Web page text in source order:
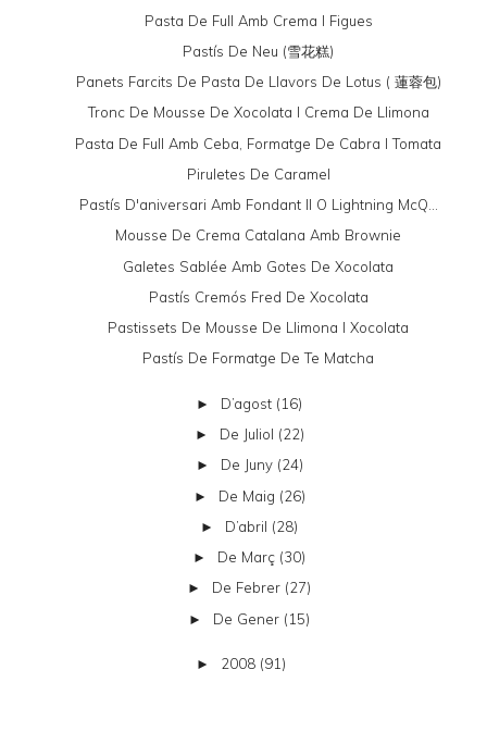
Pasta De Full Amb Crema I Figues
Pastís De Neu (雪花糕)
Panets Farcits De Pasta De Llavors De Lotus ( 蓮蓉包)
Tronc De Mousse De Xocolata I Crema De Llimona
Pasta De Full Amb Ceba, Formatge De Cabra I Tomata
Piruletes De Caramel
Pastís D'aniversari Amb Fondant II O Lightning McQ...
Mousse De Crema Catalana Amb Brownie
Galetes Sablée Amb Gotes De Xocolata
Pastís Cremós Fred De Xocolata
Pastissets De Mousse De Llimona I Xocolata
Pastís De Formatge De Te Matcha
► D’agost (16)
► De Juliol (22)
► De Juny (24)
► De Maig (26)
► D’abril (28)
► De Març (30)
► De Febrer (27)
► De Gener (15)
► 2008 (91)